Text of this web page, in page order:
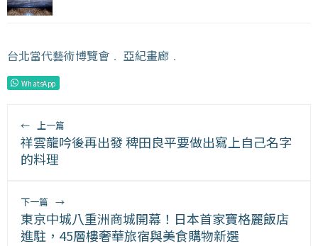
台北當代藝術博覽會 ﹒ 亞紀畫廊 ﹒
WhatsApp
← 上一篇
祥雲龍吟後再出發 稗田良平要做出寫上自己名字
的料理
下一篇 →
東京中城八重洲商城開幕！日本首家寶格麗飯店
進駐，45層樓奢華旅宿與美食購物新選